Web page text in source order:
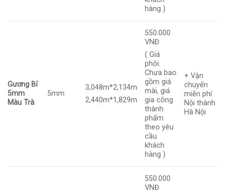
hàng )
Gương Bỉ
5mm
Màu Trà
5mm
3,048m*2,134m
2,440m*1,829m
550.000
VNĐ
( Giá
phôi.
Chưa bao
gồm giá
mài, giá
gia công
thành
phẩm
theo yêu
cầu
khách
hàng )
+ Vận
chuyển
miễn phí
Nội thành
Hà Nội
550.000
VNĐ